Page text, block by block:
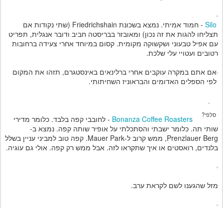
Silo
- חמוד אמיתי. נמצא בשכונת Friedrichshain (שתי נקודות אם
תצליחו להגות את זה נכון) ומאובזר בבריסטה חביב ודובר אנגלית, תפריט
עם אפיל טבעוני ושקשוקה מקומית. קסום במיוחד אחרי צעידה ברחובות
רטובים ועטויי עלי שלכת.
אם אתם במקרה עוקבים אחרי ברלינאים באינסטגרם, תזהו את המקום
לפי הספלים האדומים והבראוניז השחיתותי.
סלפי? Bonanza Coffee Roasters - לחובבי קפה בלבד. כלומר מדירי
שותי תה. כלומר ישבתי והסתכלתי על אופיר שותה קפה. נמצא ב-
Prenzlauer Berg, ממש קרוב ל-Mauer Park. קפה טוב למביני עניין בשלל
בלנדים, רואסטים או איך שתקראו לזה. אבל ממש רק קפה. אולי גם עוגיה.
מזל שהגענו לשם לקראת ערב.